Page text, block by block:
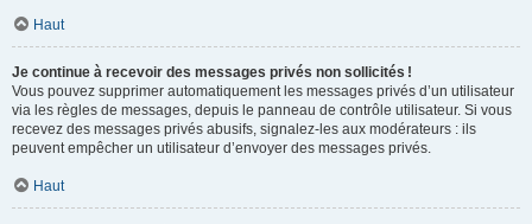
Haut
Je continue à recevoir des messages privés non sollicités !
Vous pouvez supprimer automatiquement les messages privés d’un utilisateur
via les règles de messages, depuis le panneau de contrôle utilisateur. Si vous
recevez des messages privés abusifs, signalez-les aux modérateurs : ils
peuvent empêcher un utilisateur d’envoyer des messages privés.
Haut